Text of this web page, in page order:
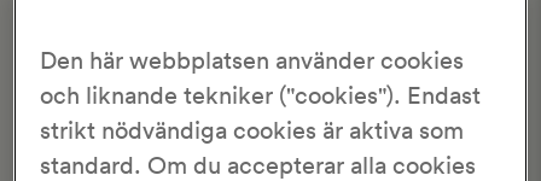
FORMFRANSKA MED DINKELMJÖL
3.26/5
Den här webbplatsen använder cookies
och liknande tekniker ("cookies"). Endast
strikt nödvändiga cookies är aktiva som
standard. Om du accepterar alla cookies